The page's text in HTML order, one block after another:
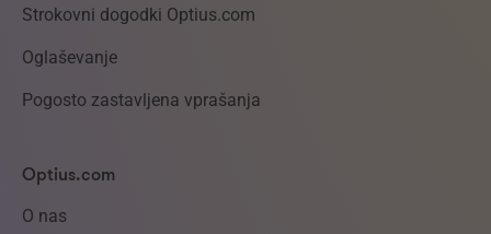
Strokovni dogodki Optius.com
Oglaševanje
Pogosto zastavljena vprašanja
Optius.com
O nas